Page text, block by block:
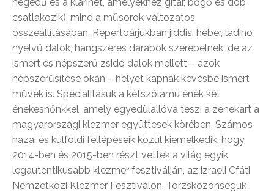
csatlakozik), mind a műsorok változatos
összeállításában. Repertoárjukban jiddis, héber, ladino
nyelvű dalok, hangszeres darabok szerepelnek, de az
ismert és népszerű zsidó dalok mellett – azok
népszerűsítése okán – helyet kapnak kevésbé ismert
művek is. Specialitásuk a kétszólamú ének két
énekesnőnkkel, amely egyedülállóvá teszi a zenekart a
magyarországi klezmer együttesek körében. Számos
hazai és külföldi fellépéseik közül kiemelkedik, hogy
2014-ben és 2015-ben részt vettek a világ egyik
legautentikusabb klezmer fesztiválján, az izraeli Cfáti
Nemzetközi Klezmer Fesztiválon. Törzsközönségük